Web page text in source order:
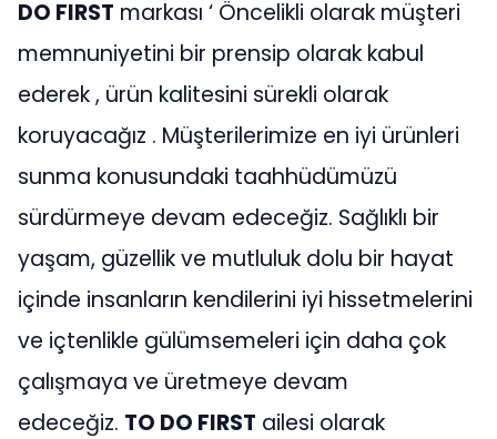
DO FIRST markası ‘ Öncelikli olarak müşteri
memnuniyetini bir prensip olarak kabul
ederek , ürün kalitesini sürekli olarak
koruyacağız . Müşterilerimize en iyi ürünleri
sunma konusundaki taahhüdümüzü
sürdürmeye devam edeceğiz. Sağlıklı bir
yaşam, güzellik ve mutluluk dolu bir hayat
içinde insanların kendilerini iyi hissetmelerini
ve içtenlikle gülümsemeleri için daha çok
çalışmaya ve üretmeye devam
edeceğiz. TO DO FIRST ailesi olarak